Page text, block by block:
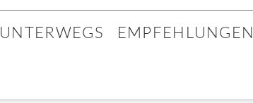
UNTERWEGS EMPFEHLUNGEN